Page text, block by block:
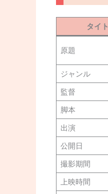
タイ
原題
ジャンル
監督
脚本
出演
公開日
撮影期間
上映時間